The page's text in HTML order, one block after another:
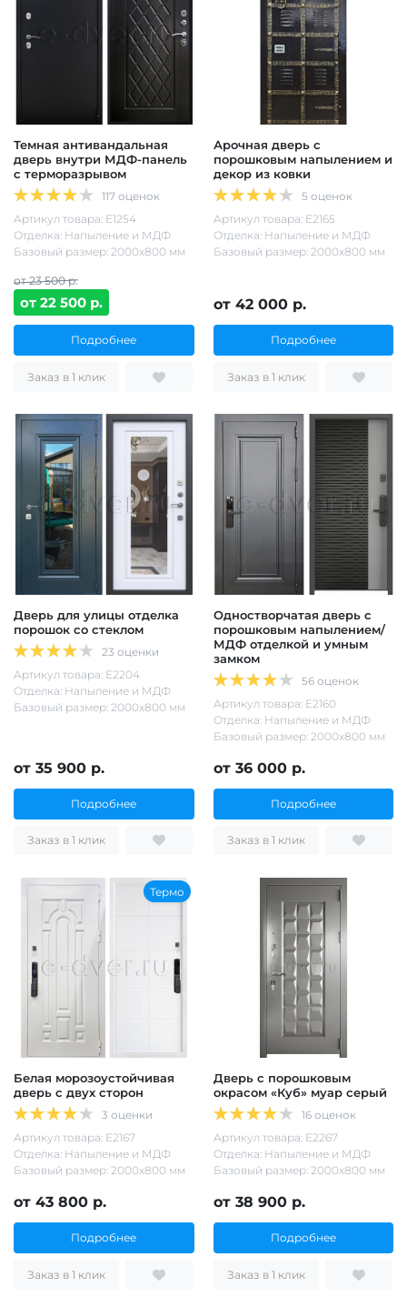
Темная антивандальная
дверь внутри МДФ-панель
с терморазрывом
117 оценок
Артикул товара: Е1254
Отделка: Напыление и МДФ
Базовый размер: 2000х800 мм
от 23 500 р.
от 22 500 р.
Подробнее
Заказ в 1 клик
Арочная дверь с
порошковым напылением и
декор из ковки
5 оценок
Артикул товара: Е2165
Отделка: Напыление и МДФ
Базовый размер: 2000х800 мм
от 42 000 р.
Подробнее
Заказ в 1 клик
Дверь для улицы отделка
порошок со стеклом
23 оценки
Артикул товара: Е2204
Отделка: Напыление и МДФ
Базовый размер: 2000х800 мм
от 35 900 р.
Подробнее
Заказ в 1 клик
Одностворчатая дверь с
порошковым напылением/
МДФ отделкой и умным
замком
56 оценок
Артикул товара: Е2160
Отделка: Напыление и МДФ
Базовый размер: 2000х800 мм
от 36 000 р.
Подробнее
Заказ в 1 клик
Термо
Белая морозоустойчивая
дверь с двух сторон
3 оценки
Артикул товара: Е2167
Отделка: Напыление и МДФ
Базовый размер: 2000х800 мм
от 43 800 р.
Подробнее
Заказ в 1 клик
Дверь с порошковым
окрасом «Куб» муар серый
16 оценок
Артикул товара: Е2267
Отделка: Напыление и МДФ
Базовый размер: 2000х800 мм
от 38 900 р.
Подробнее
Заказ в 1 клик